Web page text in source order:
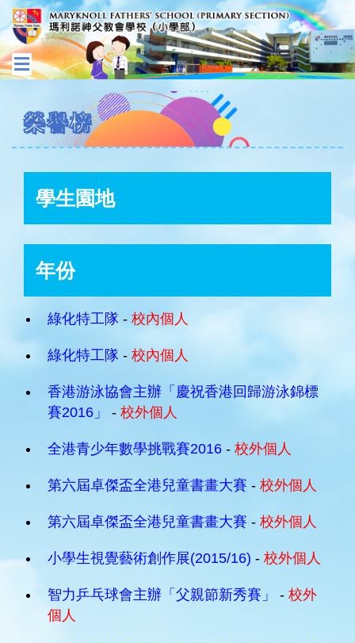
榮譽榜
學生園地
年份
綠化特工隊 - 校內個人
綠化特工隊 - 校內個人
香港游泳協會主辦「慶祝香港回歸游泳錦標
賽2016」
- 校外個人
全港青少年數學挑戰賽2016 - 校外個人
第六屆卓傑盃全港兒童書畫大賽 - 校外個人
第六屆卓傑盃全港兒童書畫大賽 - 校外個人
小學生視覺藝術創作展(2015/16) - 校外個人
智力乒乓球會主辦「父親節新秀賽」 - 校外
個人